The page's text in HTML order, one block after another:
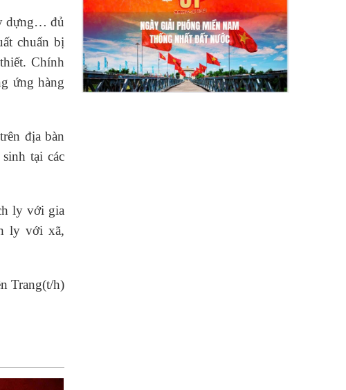
dựng… đủ
chuẩn bị
Chính
ứng hàng
địa bàn
tại các
ly với gia
ly với xã,
Trang(t/h)